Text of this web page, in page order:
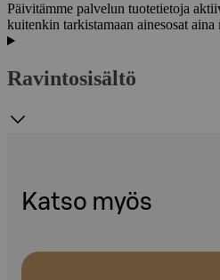
Päivitämme palvelun tuotetietoja
kuitenkin tarkistamaan ainesosat
Ravintosisältö
Katso myös